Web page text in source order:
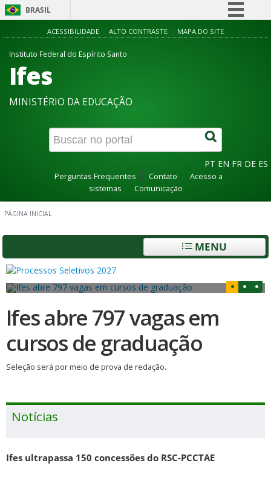
BRASIL
Simplifique!
Canais
ACESSIBILIDADE ALTO CONTRASTE MAPA DO SITE
Instituto Federal do Espírito Santo
Ifes
MINISTÉRIO DA EDUCAÇÃO
PT EN FR DE ES
Perguntas Frequentes Contato
Acesso a
sistemas
Comunicação
PÁGINA INICIAL
MENU
Ifes abre 797 vagas em
cursos de graduação
Seleção será por meio de prova de redação.
Notícias
Ifes ultrapassa 150 concessões do RSC-PCCTAE